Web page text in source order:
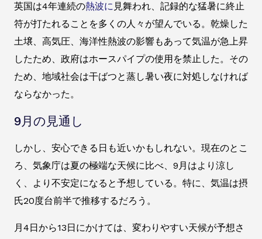
英国は4年連続の熱波に 見舞われ、記録的な猛暑に終止
符が打たれることを多くの人々が望んでいる。乾燥した
土壌、高気圧、海洋性熱波の影響もあって気温が急上昇
したため、政府はホースパイプの使用を禁止した。その
ため、地域社会は干ばつと蒸し暑い夜に対処しなければ
ならなかった。
9月の見通し
しかし、安心できる日も近いかもしれない。現在のとこ
ろ、気象庁は夏の極端な天候に比べ、9月はより涼し
く、より不安定になると予想している。特に、気温は摂
氏20度台前半で推移するだろう。
月4日から13日にかけては、変わりやすい天候が予想さ